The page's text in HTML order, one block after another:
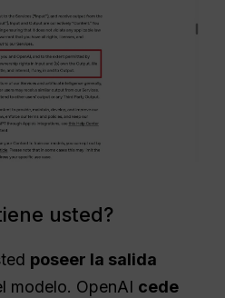
usted?
poseer la salida
modelo. OpenAI cede